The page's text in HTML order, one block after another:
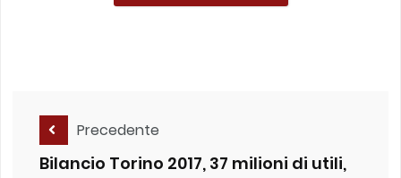
Precedente
Bilancio Torino 2017, 37 milioni di utili,